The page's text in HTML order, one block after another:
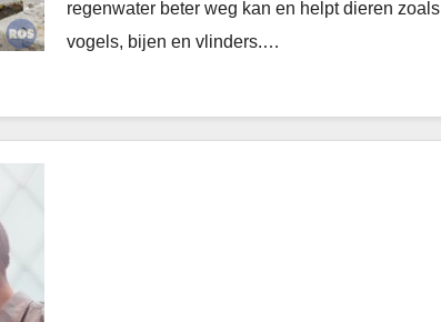
regenwater beter weg kan en helpt dieren zoals
vogels, bijen en vlinders.…